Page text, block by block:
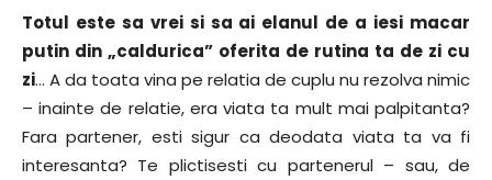
Totul este sa vrei si sa ai elanul de a iesi macar
putin din „caldurica” oferita de rutina ta de zi cu
zi… A da toata vina pe relatia de cuplu nu rezolva nimic
– inainte de relatie, era viata ta mult mai palpitanta?
Fara partener, esti sigur ca deodata viata ta va fi
interesanta? Te plictisesti cu partenerul – sau, de